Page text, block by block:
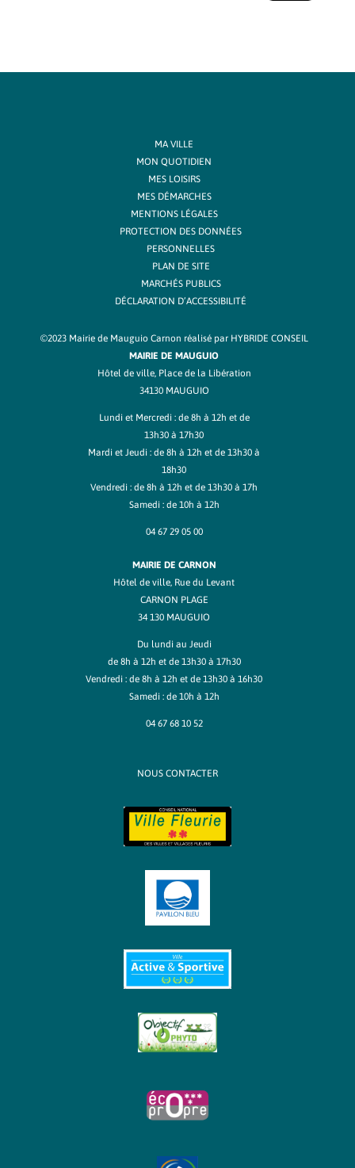
MA VILLE
MON QUOTIDIEN
MES LOISIRS
MES DÉMARCHES
MENTIONS LÉGALES
PROTECTION DES DONNÉES
PERSONNELLES
PLAN DE SITE
MARCHÉS PUBLICS
DÉCLARATION D’ACCESSIBILITÉ
©2023 Mairie de Mauguio Carnon réalisé par HYBRIDE CONSEIL
MAIRIE DE MAUGUIO
Hôtel de ville, Place de la Libération
34130 MAUGUIO
Lundi et Mercredi : de 8h à 12h et de
13h30 à 17h30
Mardi et Jeudi : de 8h à 12h et de 13h30 à
18h30
Vendredi : de 8h à 12h et de 13h30 à 17h
Samedi : de 10h à 12h
04 67 29 05 00
MAIRIE DE CARNON
Hôtel de ville, Rue du Levant
CARNON PLAGE
34 130 MAUGUIO
Du lundi au Jeudi
de 8h à 12h et de 13h30 à 17h30
Vendredi : de 8h à 12h et de 13h30 à 16h30
Samedi : de 10h à 12h
04 67 68 10 52
NOUS CONTACTER